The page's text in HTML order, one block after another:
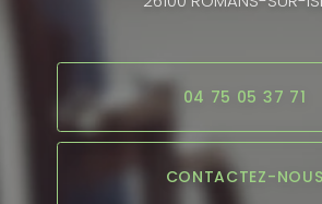
04 75 05 37 71
CONTACTEZ-NOUS